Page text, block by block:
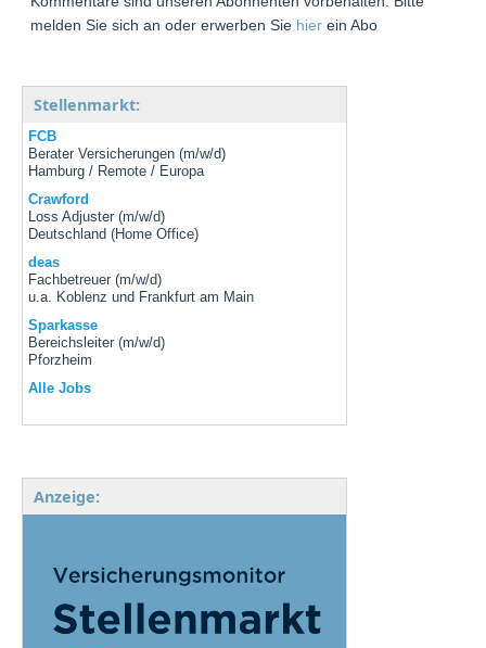
melden Sie sich an oder erwerben Sie hier ein Abo
Stellenmarkt:
FCB
Berater Versicherungen (m/w/d)
Hamburg / Remote / Europa
Crawford
Loss Adjuster (m/w/d)
Deutschland (Home Office)
deas
Fachbetreuer (m/w/d)
u.a. Koblenz und Frankfurt am Main
Sparkasse
Bereichsleiter (m/w/d)
Pforzheim
Alle Jobs
Anzeige: